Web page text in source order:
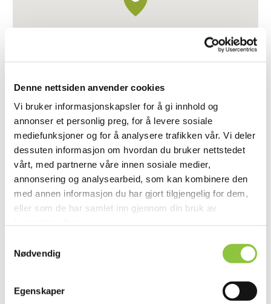
Denne nettsiden anvender cookies
Vi bruker informasjonskapsler for å gi innhold og
annonser et personlig preg, for å levere sosiale
mediefunksjoner og for å analysere trafikken vår. Vi deler
dessuten informasjon om hvordan du bruker nettstedet
vårt, med partnerne våre innen sosiale medier,
annonsering og analysearbeid, som kan kombinere den
med annen informasjon du har gjort tilgjengelig for dem,
eller som de har samlet inn gjennom din bruk av
Nødvendig
Egenskaper
Jernsætervegen 160, 2335 Stange
NORDBØ